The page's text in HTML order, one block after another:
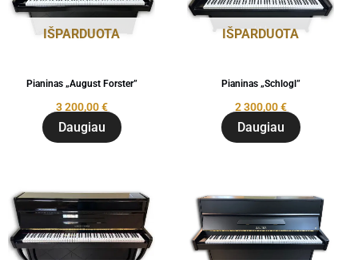
IŠPARDUOTA
Pianinas „August Forster”
3 200,00€
Daugiau
IŠPARDUOTA
Pianinas „Schlogl”
2 300,00€
Daugiau